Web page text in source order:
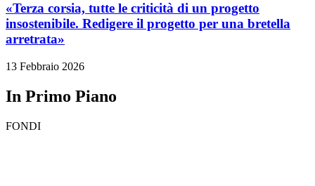
«Terza corsia, tutte le criticità di un progetto
insostenibile. Redigere il progetto per una bretella
arretrata»
13 Febbraio 2026
In Primo Piano
FONDI